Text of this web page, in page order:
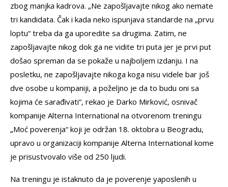
zbog manjka kadrova. „Ne zapošljavajte nikog ako nemate
tri kandidata. Čak i kada neko ispunjava standarde na „prvu
loptu“ treba da ga uporedite sa drugima. Zatim, ne
zapošljavajte nikog dok ga ne vidite tri puta jer je prvi put
došao spreman da se pokaže u najboljem izdanju. I na
posletku, ne zapošljavajte nikoga koga nisu videle bar još
dve osobe u kompaniji, a poželjno je da to budu oni sa
kojima će sarađivati“, rekao je Darko Mirković, osnivač
kompanije Alterna International na otvorenom treningu
„Moć poverenja“ koji je održan 18. oktobra u Beogradu,
upravo u organizaciji kompanije Alterna International kome
je prisustvovalo više od 250 ljudi.
Na treningu je istaknuto da je poverenje yaposlenih u